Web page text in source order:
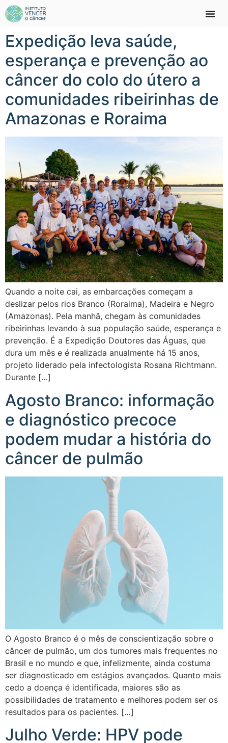
Expedição leva saúde,
esperança e prevenção ao
câncer do colo do útero a
comunidades ribeirinhas de
Amazonas e Roraima
Quando a noite cai, as embarcações começam a
deslizar pelos rios Branco (Roraima), Madeira e Negro
(Amazonas). Pela manhã, chegam às comunidades
ribeirinhas levando à sua população saúde, esperança e
prevenção. É a Expedição Doutores das Águas, que
dura um mês e é realizada anualmente há 15 anos,
projeto liderado pela infectologista Rosana Richtmann.
Durante […]
Agosto Branco: informação
e diagnóstico precoce
podem mudar a história do
câncer de pulmão
O Agosto Branco é o mês de conscientização sobre o
câncer de pulmão, um dos tumores mais frequentes no
Brasil e no mundo e que, infelizmente, ainda costuma
ser diagnosticado em estágios avançados. Quanto mais
cedo a doença é identificada, maiores são as
possibilidades de tratamento e melhores podem ser os
resultados para os pacientes. […]
Julho Verde: HPV pode